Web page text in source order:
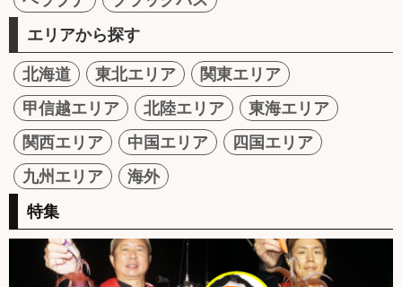
エリアから探す
北海道 東北エリア
関東エリア
甲信越エリア
北陸エリア
東海エリア
関西エリア
中国エリア
四国エリア
九州エリア
海外
特集